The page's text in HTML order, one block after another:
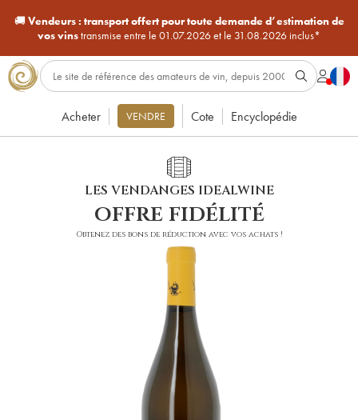
🚚Vendeurs : transport offert pour toute demande d’estimation de
vos vinstransmise entre le 01.07.2026 et le 31.08.2026 inclus*
Acheter VENDRE Cote Encyclopédie
LES VENDANGES IDEALWINE
offre fidélité
Obtenez des bons de réduction avec vos achats !